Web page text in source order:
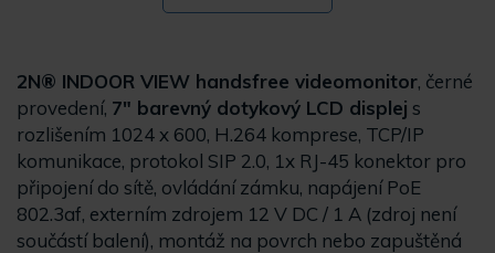
2N® INDOOR VIEW handsfree videomonitor, černé
provedení, 7" barevný dotykový LCD displej s
rozlišením 1024 x 600, H.264 komprese, TCP/IP
komunikace, protokol SIP 2.0, 1x RJ-45 konektor pro
připojení do sítě, ovládání zámku, napájení PoE
802.3af, externím zdrojem 12 V DC / 1 A (zdroj není
součástí balení), montáž na povrch nebo zapuštěná